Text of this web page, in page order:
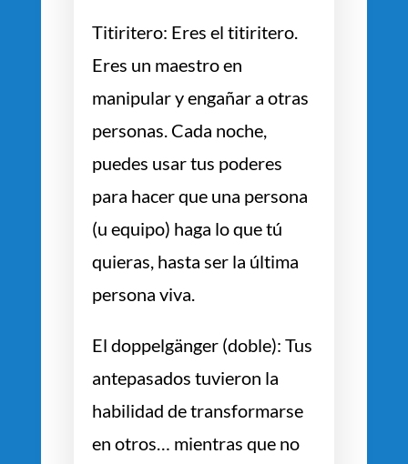
Titiritero: Eres el titiritero.
Eres un maestro en
manipular y engañar a otras
personas. Cada noche,
puedes usar tus poderes
para hacer que una persona
(u equipo) haga lo que tú
quieras, hasta ser la última
persona viva.
El doppelgänger (doble): Tus
antepasados tuvieron la
habilidad de transformarse
en otros… mientras que no